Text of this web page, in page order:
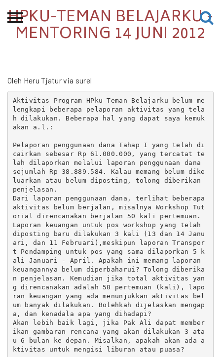
Beranda
Sekolah Pemikiran
Perempuan
Etalase
Proyek Terdahulu
Kredit Web-site
HPKU-TEMAN BELAJARKU -
MENTORING 14 JUNI 2012
Oleh Heru Tjatur via surel
Aktivitas Program HPku Teman Belajarku belum me
lengkapi beberapa pelaporan aktivitas yang tela
h dilakukan. Beberapa hal yang dapat saya kemuk
akan a.l.:
Pelaporan penggunaan dana Tahap I yang telah di
cairkan sebesar Rp 61.000.000, yang tercatat te
lah dilaporkan melalui laporan penggunaan dana
sejumlah Rp 38.889.584. Kalau memang belum dike
luarkan atau belum diposting, tolong diberikan
penjelasan.
Dari laporan penggunaan dana, terlihat beberapa
aktivitas belum berjalan, misalnya Workshop Tut
orial direncanakan berjalan 50 kali pertemuan.
Laporan keuangan untuk pos workshop yang telah
diposting baru dilakukan 3 kali (13 dan 14 Janu
ari, dan 11 Februari),meskipun laporan Transpor
t Pendamping untuk pos yang sama dilaporkan 5 k
ali Januari - April. Apakah ini memang laporan
keuangannya belum diperbaharui? Tolong diberika
n penjelasan. Kemudian jika total aktivitas yan
g direncanakan adalah 50 pertemuan (kali), lapo
ran keuangan yang ada menunjukkan aktivitas bel
um banyak dilakukan. Bolehkah dijelaskan mengap
a, dan kenadala apa yang dihadapi?
Akan lebih baik lagi, jika Pak Ali dapat member
ikan gambaran rencana yang akan dilakukan 3 ata
u 6 bulan ke depan. Misalkan, apakah akan ada a